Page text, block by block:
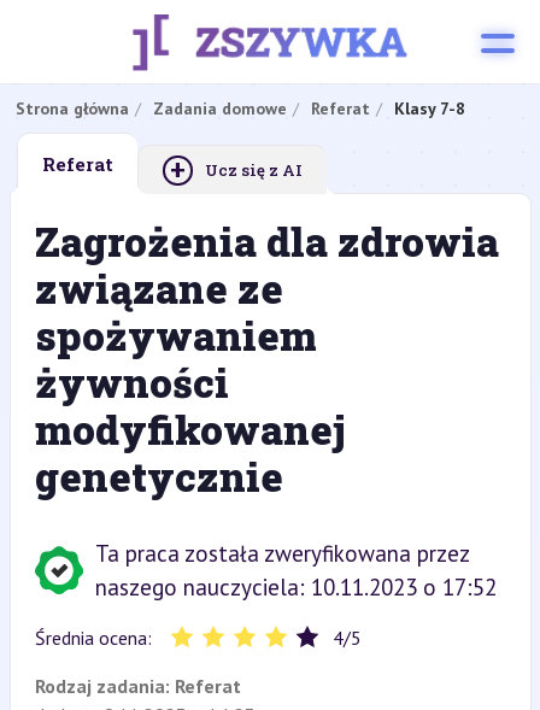
Strona główna Zadania domowe Referat Klasy 7-8
Referat + Ucz się z AI
Zagrożenia dla zdrowia
związane ze
spożywaniem
żywności
modyfikowanej
genetycznie
Ta praca została zweryfikowana przez
naszego nauczyciela: 10.11.2023 o 17:52
Średnia ocena: 4/5
Rodzaj zadania: Referat